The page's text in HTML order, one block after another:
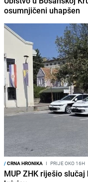
osumnjičeni uhapšen
/CRNA HRONIKA I PRIJE OKO 16H
MUP ZHK riješio